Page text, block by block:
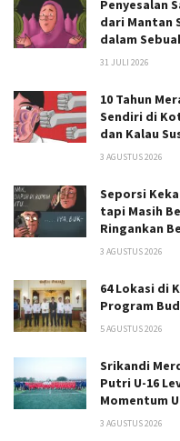
Penyesalan
dari Mantan
dalam
31 JULI 2026
10 Tahun
Sendiri di
dan Kalau
3 AGUSTUS 2026
Seporsi
tapi Masih
Ringankan
3 AGUSTUS 2026
64 Lokasi di
Program
5 AGUSTUS 2026
Srikandi
Putri U-16
Momentum
3 AGUSTUS 2026